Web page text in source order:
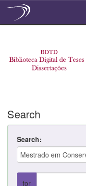
Search
Search:
for